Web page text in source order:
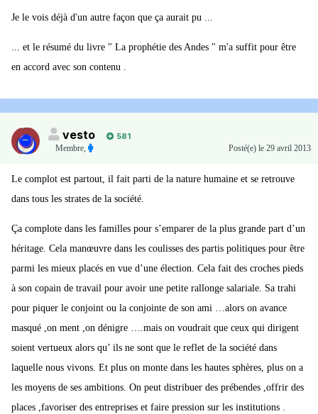
Je le vois déjà d'un autre façon que ça aurait pu ...
... et le résumé du livre " La prophétie des Andes " m'a suffit pour être
en accord avec son contenu .
vesto
581
Membre, Posté(e) le 29 avril 2013
Le complot est partout, il fait parti de la nature humaine et se retrouve
dans tous les strates de la société.
Ça complote dans les familles pour s’emparer de la plus grande part d’un
héritage. Cela manœuvre dans les coulisses des partis politiques pour être
parmi les mieux placés en vue d’une élection. Cela fait des croches pieds
à son copain de travail pour avoir une petite rallonge salariale. Sa trahi
pour piquer le conjoint ou la conjointe de son ami …alors on avance
masqué ,on ment ,on dénigre ….mais on voudrait que ceux qui dirigent
soient vertueux alors qu’ ils ne sont que le reflet de la société dans
laquelle nous vivons. Et plus on monte dans les hautes sphères, plus on a
les moyens de ses ambitions. On peut distribuer des prébendes ,offrir des
places ,favoriser des entreprises et faire pression sur les institutions .